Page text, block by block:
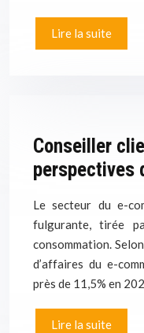
Lire la suite
Conseiller
perspectives
Le secteur du e-
fulgurante, tirée
consommation.
d’affaires du e-
près de 11,5% en
Lire la suite